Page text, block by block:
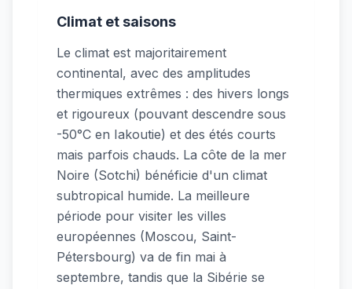
Climat et saisons
Le climat est majoritairement
continental, avec des amplitudes
thermiques extrêmes : des hivers longs
et rigoureux (pouvant descendre sous
-50°C en Iakoutie) et des étés courts
mais parfois chauds. La côte de la mer
Noire (Sotchi) bénéficie d'un climat
subtropical humide. La meilleure
période pour visiter les villes
européennes (Moscou, Saint-
Pétersbourg) va de fin mai à
septembre, tandis que la Sibérie se